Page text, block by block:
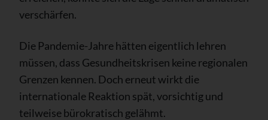
verschärfen.
Die Pandemie-Jahre hätten eigentlich lehren
müssen, dass Gesundheitskrisen keine regionalen
Grenzen kennen. Doch erneut wirkt die
internationale Reaktion spät, vorsichtig und
teilweise bürokratisch gelähmt.